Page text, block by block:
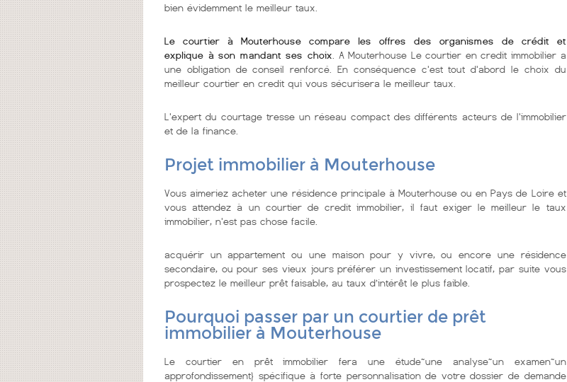
bien évidemment le meilleur taux.
Le courtier à Mouterhouse compare les offres des organismes de crédit et
explique à son mandant ses choix . A Mouterhouse Le courtier en credit immobilier a
une obligation de conseil renforcé. En conséquence c'est tout d'abord le choix du
meilleur courtier en credit qui vous sécurisera le meilleur taux.
L'expert du courtage tresse un réseau compact des différents acteurs de l'immobilier
et de la finance.
Projet immobilier à Mouterhouse
Vous aimeriez acheter une résidence principale à Mouterhouse ou en Pays de Loire et
vous attendez à un courtier de credit immobilier, il faut exiger le meilleur le taux
immobilier, n'est pas chose facile.
acquérir un appartement ou une maison pour y vivre, ou encore une résidence
secondaire, ou pour ses vieux jours préférer un investissement locatif, par suite vous
prospectez le meilleur prêt faisable, au taux d’intérêt le plus faible.
Pourquoi passer par un courtier de prêt
immobilier à Mouterhouse
Le courtier en prêt immobilier fera une étude~une analyse~un examen~un
approfondissement} spécifique à forte personnalisation de votre dossier de demande